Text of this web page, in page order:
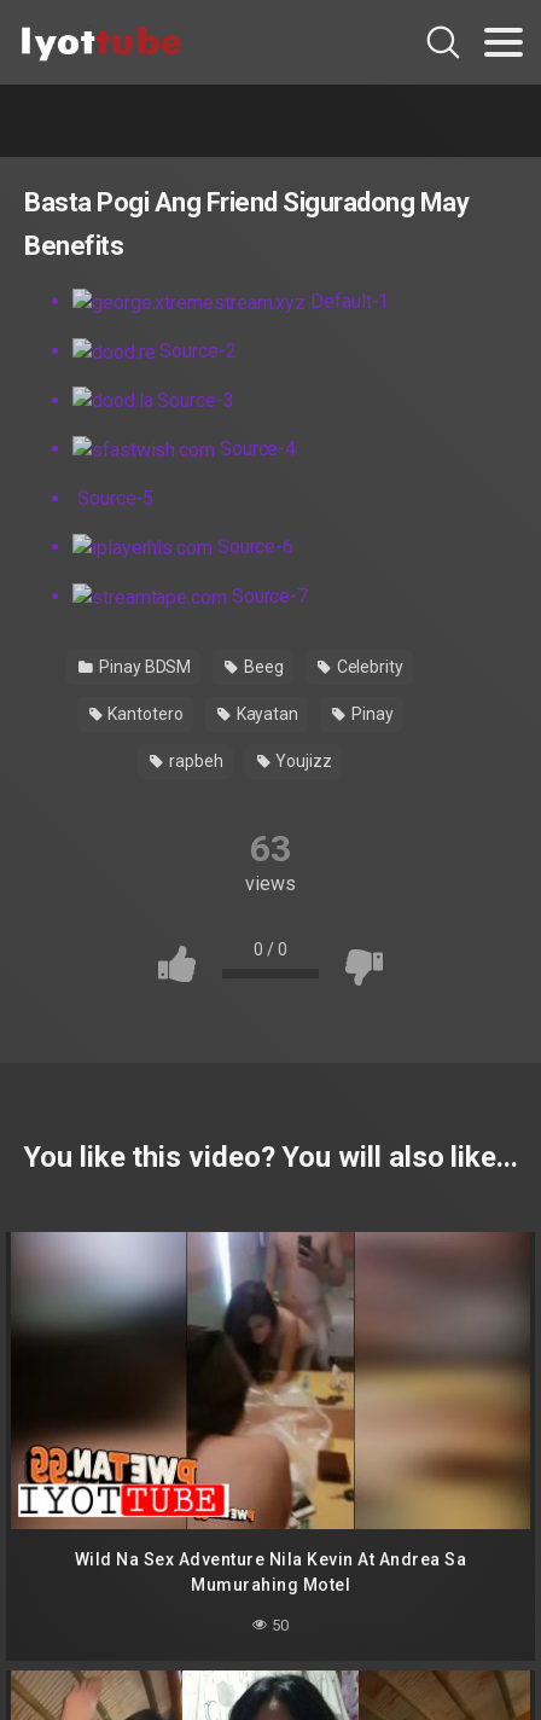
Basta Pogi Ang Friend Siguradong May
Benefits
Default-1
Source-2
Source-3
Source-4
Source-5
Source-6
Source-7
Pinay BDSM Beeg Celebrity
Kantotero Kayatan Pinay
rapbeh Youjizz
63
views
0 /0
You like this video? You will also like...
Wild Na Sex Adventure Nila Kevin At Andrea Sa
Mumurahing Motel
50